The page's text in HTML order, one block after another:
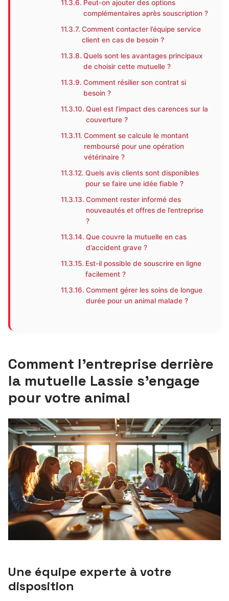
Peut-on ajouter des options
complémentaires après souscription ?
Comment contacter l’équipe service
client en cas de besoin ?
Quels sont les avantages principaux
de choisir cette mutuelle ?
Comment résilier son contrat si
besoin ?
Quel est l’impact des carences sur la
couverture ?
Comment se calcule le montant
remboursé pour une opération
vétérinaire ?
Quels avis clients sont disponibles
pour se faire une idée fiable ?
Comment rester informé des
nouveautés et offres de l’entreprise
?
Que couvre la mutuelle en cas
d’accident grave ?
Est-il possible de souscrire en ligne
facilement ?
Comment gérer les soins de longue
durée pour un animal malade ?
Comment l’entreprise derrière
la mutuelle Lassie s’engage
pour votre animal
Une équipe experte à votre
disposition